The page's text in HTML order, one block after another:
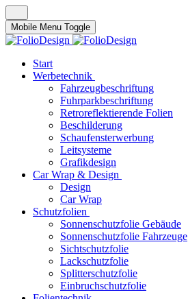
Mobile Menu Toggle
Start
Werbetechnik
Fahrzeugbeschriftung
Fuhrparkbeschriftung
Retroreflektierende Folien
Beschilderung
Schaufensterwerbung
Leitsysteme
Grafikdesign
Car Wrap & Design
Design
Car Wrap
Schutzfolien
Sonnenschutzfolie Gebäude
Sonnenschutzfolie Fahrzeuge
Sichtschutzfolie
Lackschutzfolie
Splitterschutzfolie
Einbruchschutzfolie